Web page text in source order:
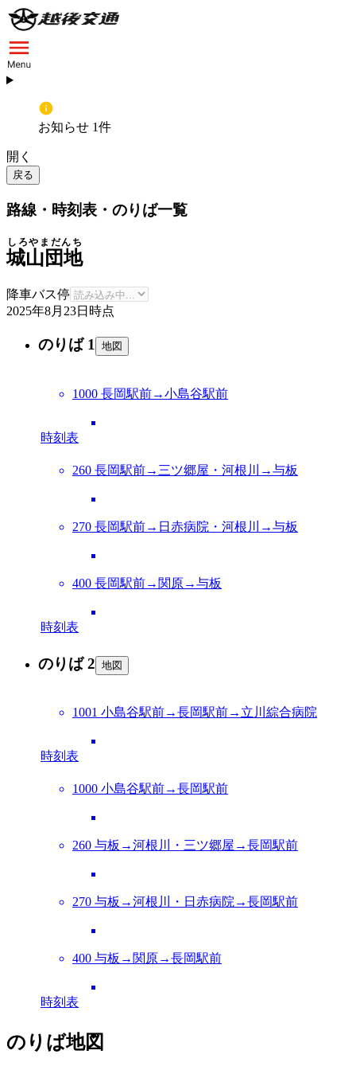
お知らせ 1件
開く
戻る
路線・時刻表・のりば一覧
城山団地
しろやまだんち
降車バス停
2025年8月23日 時点
のりば 1 地図
1000 長岡駅前→小島谷駅前
時刻表
260 長岡駅前→三ツ郷屋・河根川→与板
270 長岡駅前→日赤病院・河根川→与板
400 長岡駅前→関原→与板
時刻表
のりば 2 地図
1001 小島谷駅前→長岡駅前→立川綜合病院
時刻表
1000 小島谷駅前→長岡駅前
260 与板→河根川・三ツ郷屋→長岡駅前
270 与板→河根川・日赤病院→長岡駅前
400 与板→関原→長岡駅前
時刻表
のりば地図